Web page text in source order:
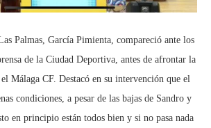
Palmas, García Pimienta, compareció ante los
de la Ciudad Deportiva, antes de afrontar la
Málaga CF. Destacó en su intervención que el
condiciones, a pesar de las bajas de Sandro y
en principio están todos bien y si no pasa nada